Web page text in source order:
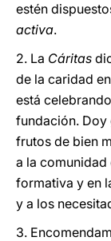
estén
activa.
2. La Cáritas
de la caridad
está
fundación. Doy
frutos de bien
a la comunidad
formativa y en
y a los
3.